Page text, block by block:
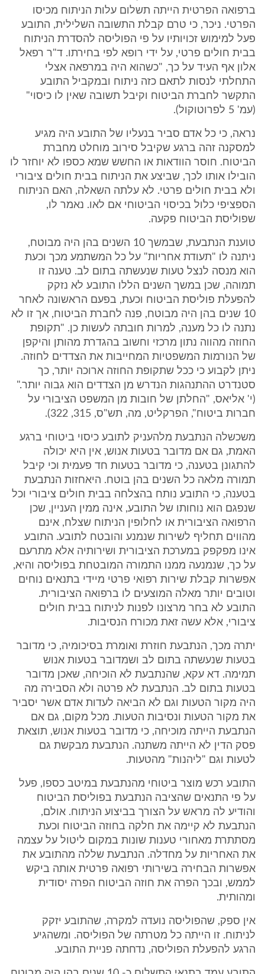
ברפואה הפרטית הייתה תשלום עלות הניתוח מכיסו
הפרטי. ניכר, כי טרם קבלת התשובה השלילית, התובע
פעל למימוש זכויותיו על פי הפוליסה להסדרת הניתוח
בבית חולים פרטי, על ידי רופא לפי בחירתו. ד"ר רפאל
אלון אף העיד על כך, "כשהוא היה במרפאה אצלי
התחלתי לנסות לתאם כזה ניתוח ובמקביל התובע
התקשר לחברת הביטוח וקיבל תשובה שאין לו כיסוי"
(עמ' 5 לפרוטוקול).
נראה, כי כל אדם סביר בנעליו של התובע היה מגיע
למסקנה זהה ברגע שקיבל סירוב מוחלט מחברת
הביטוח. חוסר הוודאות או החשש שמא כספו לא יוחזר לו
הובילו אותו לכך, שביצע את הניתוח בבית חולים ציבורי
ולא בבית חולים פרטי. לא עלתה השאלה, האם הניתוח
הספציפי כלול בכיסוי הביטוחי אם לאו. נאמר לו,
שפוליסת הביטוח פקעה.
טוענת הנתבעת, שבמשך 10 השנים בהן היה מבוטח,
ניתנה לו "תעודת אחריות" על כל המשתמע מכך וכעת
הוא מנסה לנצל טעות שנעשתה בתום לב. טענה זו
תמוהה, שכן במשך השנים הללו התובע לא נזקק
להפעלת פוליסת הביטוח וכעת, בפעם הראשונה לאחר
10 שנים בהן היה מבוטח, פנה לחברת הביטוח, אך זו לא
נתנה לו כל מענה, למרות חובתה לעשות כן. "תקופת
החוזה מהווה נתון מרכזי וחשוב בהגדרת מהותן והיקפן
של הנורמות המשפטיות המחייבות את הצדדים לחוזה.
ניתן לקבוע כי ככל שתקופת החוזה ארוכה יותר, כך
סטנדרט ההתנהגות הנדרש מן הצדדים הוא גבוה יותר."
(י' אליאס, "החלתן של חובות מן המשפט הציבורי על
חברות ביטוח", הפרקליט, מה, תש"ס, 315, 322).
משכשלה הנתבעת מלהעניק לתובע כיסוי ביטוחי ברגע
האמת, גם אם מדובר בטעות אנוש, אין היא יכולה
להתגונן בטענה, כי מדובר בטעות חד פעמית וכי קיבל
תמורה מלאה כל השנים בהן בוטח. היאחזות הנתבעת
בטענה, כי התובע נותח בהצלחה בבית חולים ציבורי וכל
שנפגם הוא נוחותו של התובע, אינה ממין העניין, שכן
הרפואה הציבורית או לחלופין הניתוח שצלח, אינם
מהווים תחליף לשירות שנמנע והובטח לתובע. התובע
אינו מפקפק במערכת הציבורית ושירותיה אלא מתרעם
על כך, שנמנעה ממנו התמורה המובטחת בפוליסה והיא,
אפשרות קבלת שירות רפואי פרטי מיידי בתנאים נוחים
וטובים יותר מאלה המוצעים לו ברפואה הציבורית.
התובע לא בחר מרצונו לפנות לניתוח בבית חולים
ציבורי, אלא עשה זאת מכורח הנסיבות.
יתרה מכך, הנתבעת חוזרת ואומרת בסיכומיה, כי מדובר
בטעות שנעשתה בתום לב ושמדובר בטעות אנוש
תמימה. דא עקא, שהנתבעת לא הוכיחה, שאכן מדובר
בטעות בתום לב. הנתבעת לא פרטה ולא הסבירה מה
היה מקור הטעות וגם לא הביאה לעדות אדם אשר יסביר
את מקור הטעות ונסיבות הטעות. מכל מקום, גם אם
הנתבעת הייתה מוכיחה, כי מדובר בטעות אנוש, תוצאת
פסק הדין לא הייתה משתנה. הנתבעת מבקשת גם
לטעות וגם "ליהנות" מהטעות.
התובע רכש מוצר ביטוחי מהנתבעת במיטב כספו, פעל
על פי התנאים שהציבה הנתבעת בפוליסת הביטוח
והודיע לה מראש על הצורך בביצוע הניתוח. אולם,
הנתבעת לא קיימה את חלקה בחוזה הביטוח וכעת
מסתתרת מאחורי טענות שונות במקום ליטול על עצמה
את האחריות על מחדלה. הנתבעת שללה מהתובע את
אפשרות הבחירה בשירותי רפואה פרטית אותה ביקש
לממש, ובכך הפרה את חוזה הביטוח הפרה יסודית
ומהותית.
אין ספק, שהפוליסה נועדה למקרה, שהתובע יזקק
לניתוח. זו הייתה כל מטרתה של הפוליסה. ומשהגיע
הרגע להפעלת הפוליסה, נדחתה פניית התובע.